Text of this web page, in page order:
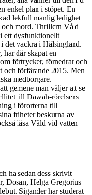
enkel plan i stöpet. En
lekfull manlig ledighet
mord. Thrillern Våld
ett dysfunktionellt
det vackra i Hälsingland.
har där skapat en
förtrycker, förnedrar och
och förfärande 2015. Men
medborgare.
gemene man väljer att se
till Dawah-rörelsens
i förorterna till
friheter beskurna av
läsa Våld vid vatten
ha sedan dess skrivit
Dosan, Helga Gregorius
Sigander har studerat